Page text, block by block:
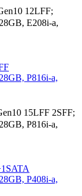
12LFF;
E208i-a,
P816i-a,
15LFF 2SFF;
P816i-a,
P408i-a,